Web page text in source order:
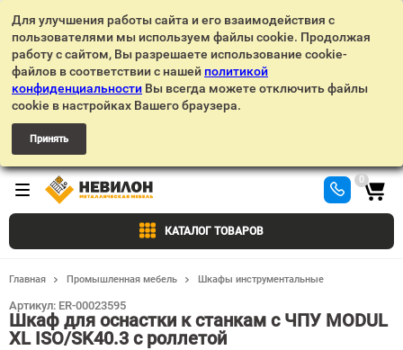
Для улучшения работы сайта и его взаимодействия с
пользователями мы используем файлы cookie. Продолжая
работу с сайтом, Вы разрешаете использование cookie-
файлов в соответствии с нашей политикой
конфиденциальности Вы всегда можете отключить файлы
cookie в настройках Вашего браузера.
Принять
КАТАЛОГ ТОВАРОВ
0
Главная Промышленная мебель Шкафы инструментальные
Шкаф для оснастки к станкам с ЧПУ MODUL
XL ISO/SK40.3 с роллетой
Артикул: ER-00023595